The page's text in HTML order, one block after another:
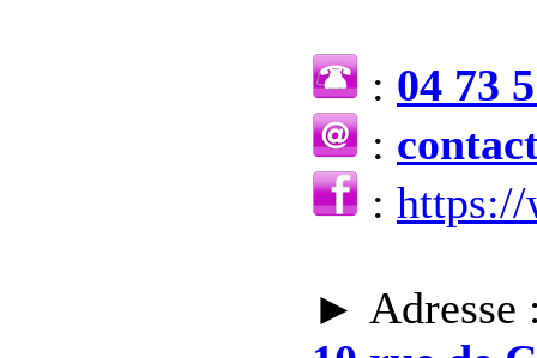
: 04 73
:
:
► Adresse